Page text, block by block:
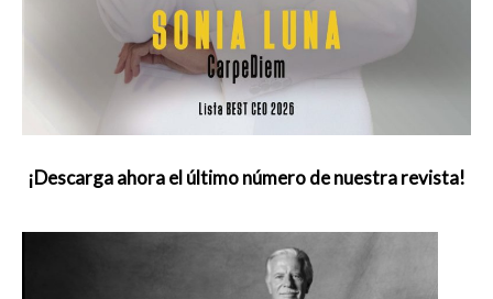
¡Descarga ahora el último número de nuestra revista!